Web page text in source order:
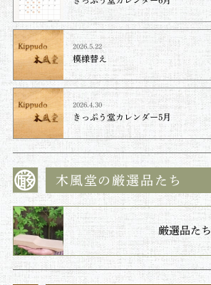
2026.5.22
模様替え
2026.4.30
きっぷう堂カレンダー5月
木風堂の厳選品たち
厳選品たち